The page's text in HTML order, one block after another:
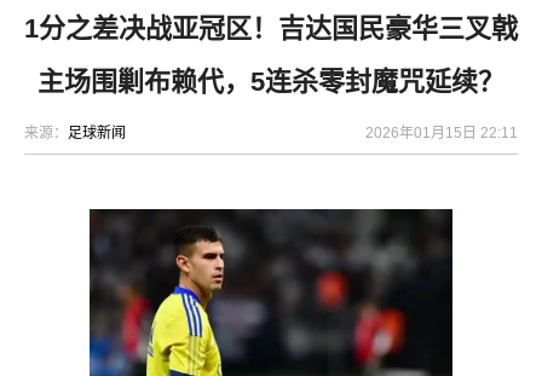
1分之差决战亚冠区！吉达国民豪华三叉戟
主场围剿布赖代，5连杀零封魔咒延续？
来源： 足球新闻 2026年01月15日 22:11